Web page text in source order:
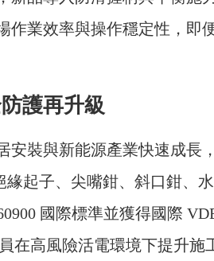
作業效率與操作穩定性，即
護再升級
安裝與新能源產業快速成長
起子、尖嘴鉗、斜口鉗、
國際標準並獲得國際
在高風險活電環境下提升施